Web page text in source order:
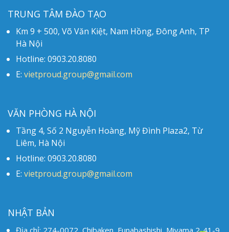
TRUNG TÂM ĐÀO TẠO
Km 9 + 500, Võ Văn Kiệt, Nam Hồng, Đông Anh, TP
Hà Nội
Hotline: 0903.20.8080
E: vietproud.group@gmail.com
VĂN PHÒNG HÀ NỘI
Tầng 4, Số 2 Nguyễn Hoàng, Mỹ Đình Plaza2, Từ
Liêm, Hà Nội
Hotline: 0903.20.8080
E: vietproud.group@gmail.com
NHẬT BẢN
Địa chỉ: 274-0072, Chibaken, Funabashishi, Miyama 2-41-9